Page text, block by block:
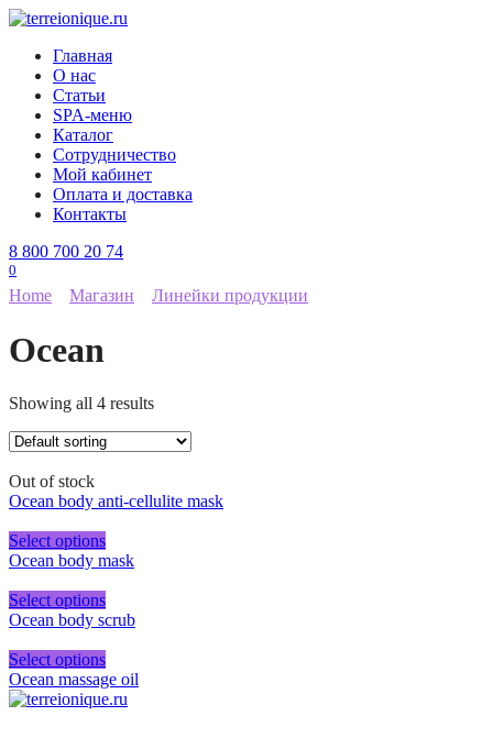
Перейти
содержанию
Главная
О нас
Статьи
SPA-меню
Каталог
Сотрудничество
Мой кабинет
Оплата и доставка
Контакты
8 800 700 20 74
0
Home Магазин Линейки продукции
Ocean
Showing all 4 results
Out of stock
Ocean body anti-cellulite mask
Select options
Ocean body mask
Select options
Ocean body scrub
Select options
Ocean massage oil